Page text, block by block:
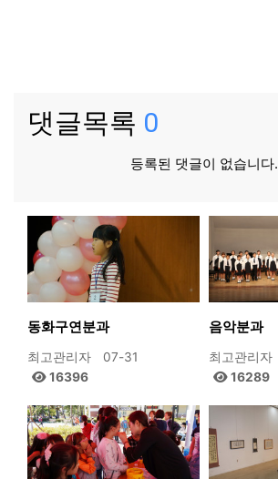
댓글목록 0
등록된 댓글이 없습니다.
동화구연분과
최고관리자
07-31
16396
음악분과
최고관리자
16289